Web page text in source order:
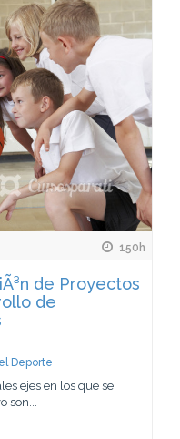
150h
de Proyectos
de
Deporte
ejes en los que se